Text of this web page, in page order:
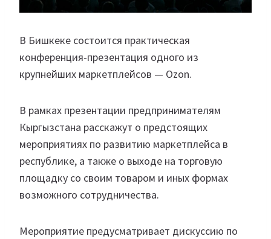
В Бишкеке состоится практическая
конференция-презентация одного из
крупнейших маркетплейсов — Ozon.
В рамках презентации предпринимателям
Кыргызстана расскажут о предстоящих
мероприятиях по развитию маркетплейса в
республике, а также о выходе на торговую
площадку со своим товаром и иных формах
возможного сотрудничества.
Мероприятие предусматривает дискуссию по